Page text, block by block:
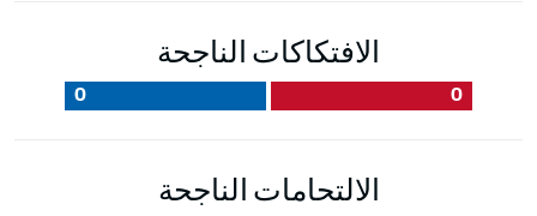
الافتكاكات الناجحة
0
0
الالتحامات الناجحة